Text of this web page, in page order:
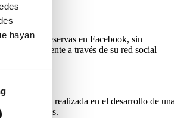
hayan
motor de reservas en Facebook, sin
directamente a través de su red social
la inversión realizada en el desarrollo de una
seguidores.